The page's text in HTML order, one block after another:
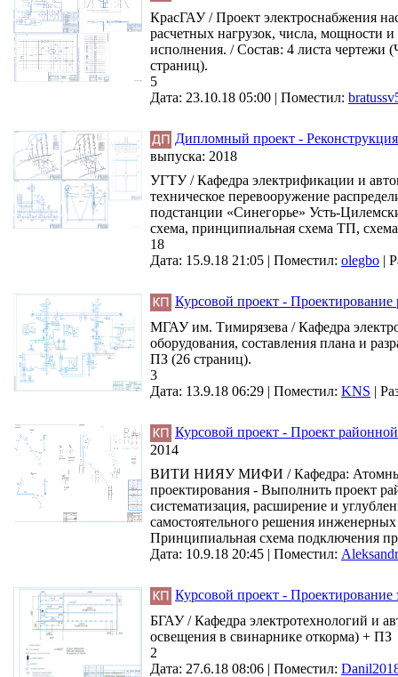
КрасГАУ / Проект электроснабжения
расчетных нагрузок, числа, мощности
исполнения. / Состав: 4 листа чертежи
страниц).
5
Дата: 23.10.18 05:00 | Поместил:
Дипломный проект -
выпуска: 2018
УГТУ / Кафедра электрификации и
техническое перевооружение
подстанции «Синегорье» Усть-
схема, принципиальная схема ТП,
18
Дата: 15.9.18 21:05 | Поместил: olegbo |
Курсовой проект -
МГАУ им. Тимирязева / Кафедра
оборудования, составления плана и
ПЗ (26 страниц).
3
Дата: 13.9.18 06:29 | Поместил: KNS |
Курсовой проект - Проект
2014
ВИТИ НИЯУ МИФИ / Кафедра: Атомные
проектирования - Выполнить проект
систематизация, расширение и
самостоятельного решения
Принципиальная схема подключения
Дата: 10.9.18 20:45 | Поместил:
Курсовой проект - Проектирование
БГАУ / Кафедра электротехнологий и
освещения в свинарнике откорма) + ПЗ
2
Дата: 27.6.18 08:06 | Поместил: